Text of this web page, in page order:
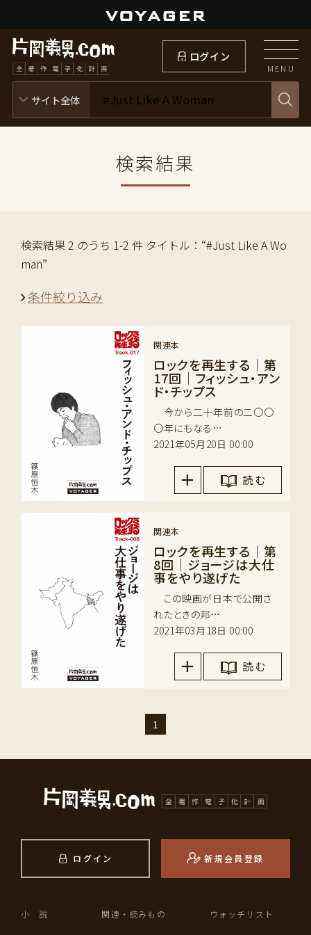
ログイン
MENU
検索結果
検索結果 2 のうち 1-2 件 タイトル：“#Just Like A Wo
man”
条件絞り込み
関連本
ロックを再生する｜第
17回｜フィッシュ・アン
ド・チップス
今から二十年前の二〇〇
〇年にもなる…
2021年05月20日 00:00
読 む
関連本
ロックを再生する｜第
8回｜ジョージは大仕
事をやり遂げた
この映画が日本で公開さ
れたときの邦…
2021年03月18日 00:00
読 む
1
ログイン 新規会員登録
小 説 関連・読みもの ウォッチリスト